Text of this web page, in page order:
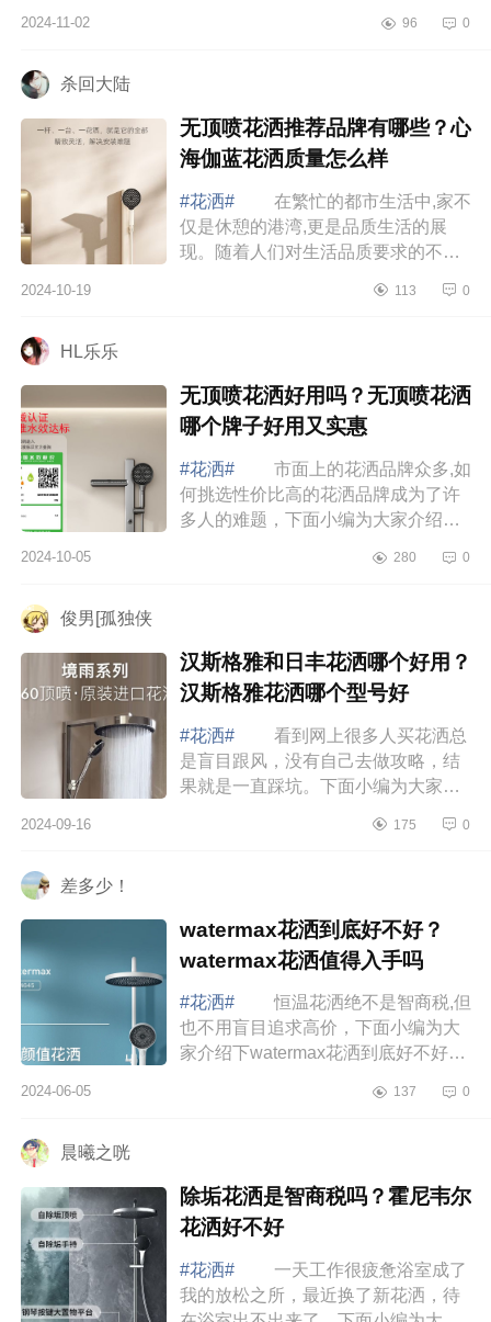
浴九牧恒洁哪个好 鹰卫浴花洒怎
2024-11-02 96 0
杀回大陆
无顶喷花洒推荐品牌有哪些？心
海伽蓝花洒质量怎么样
#花洒#
在繁忙的都市生活中,家不
仅是休憩的港湾,更是品质生活的展
现。随着人们对生活品质要求的不断
视，下面小编为大家介绍下无顶喷花
2024-10-19 113 0
HL乐乐
无顶喷花洒好用吗？无顶喷花洒
哪个牌子好用又实惠
#花洒#
市面上的花洒品牌众多,如
何挑选性价比高的花洒品牌成为了许
多人的难题，下面小编为大家介绍下
牌子好用又实惠 无顶喷花洒好用
2024-10-05 280 0
俊男[孤独侠
汉斯格雅和日丰花洒哪个好用？
汉斯格雅花洒哪个型号好
#花洒#
看到网上很多人买花洒总
是盲目跟风，没有自己去做攻略，结
果就是一直踩坑。下面小编为大家介
汉斯格雅花洒哪个型号好 汉斯格
2024-09-16 175 0
差多少！
watermax花洒到底好不好？
watermax花洒值得入手吗
#花洒#
恒温花洒绝不是智商税,但
也不用盲目追求高价，下面小编为大
家介绍下watermax花洒到底好不好？
watermax花洒到底好不好 这个
2024-06-05 137 0
晨曦之咣
除垢花洒是智商税吗？霍尼韦尔
花洒好不好
#花洒#
一天工作很疲惫浴室成了
我的放松之所，最近换了新花洒，待